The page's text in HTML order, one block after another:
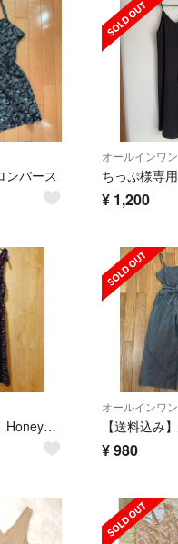
ンパース
オールインワン
¥ 1,200
【最終値下げ】Honeys オールインワン サロペット 美品
オールインワン
¥980